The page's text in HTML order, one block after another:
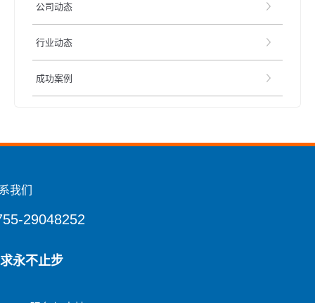
公司动态
行业动态
成功案例
我们
29048252
永不止步